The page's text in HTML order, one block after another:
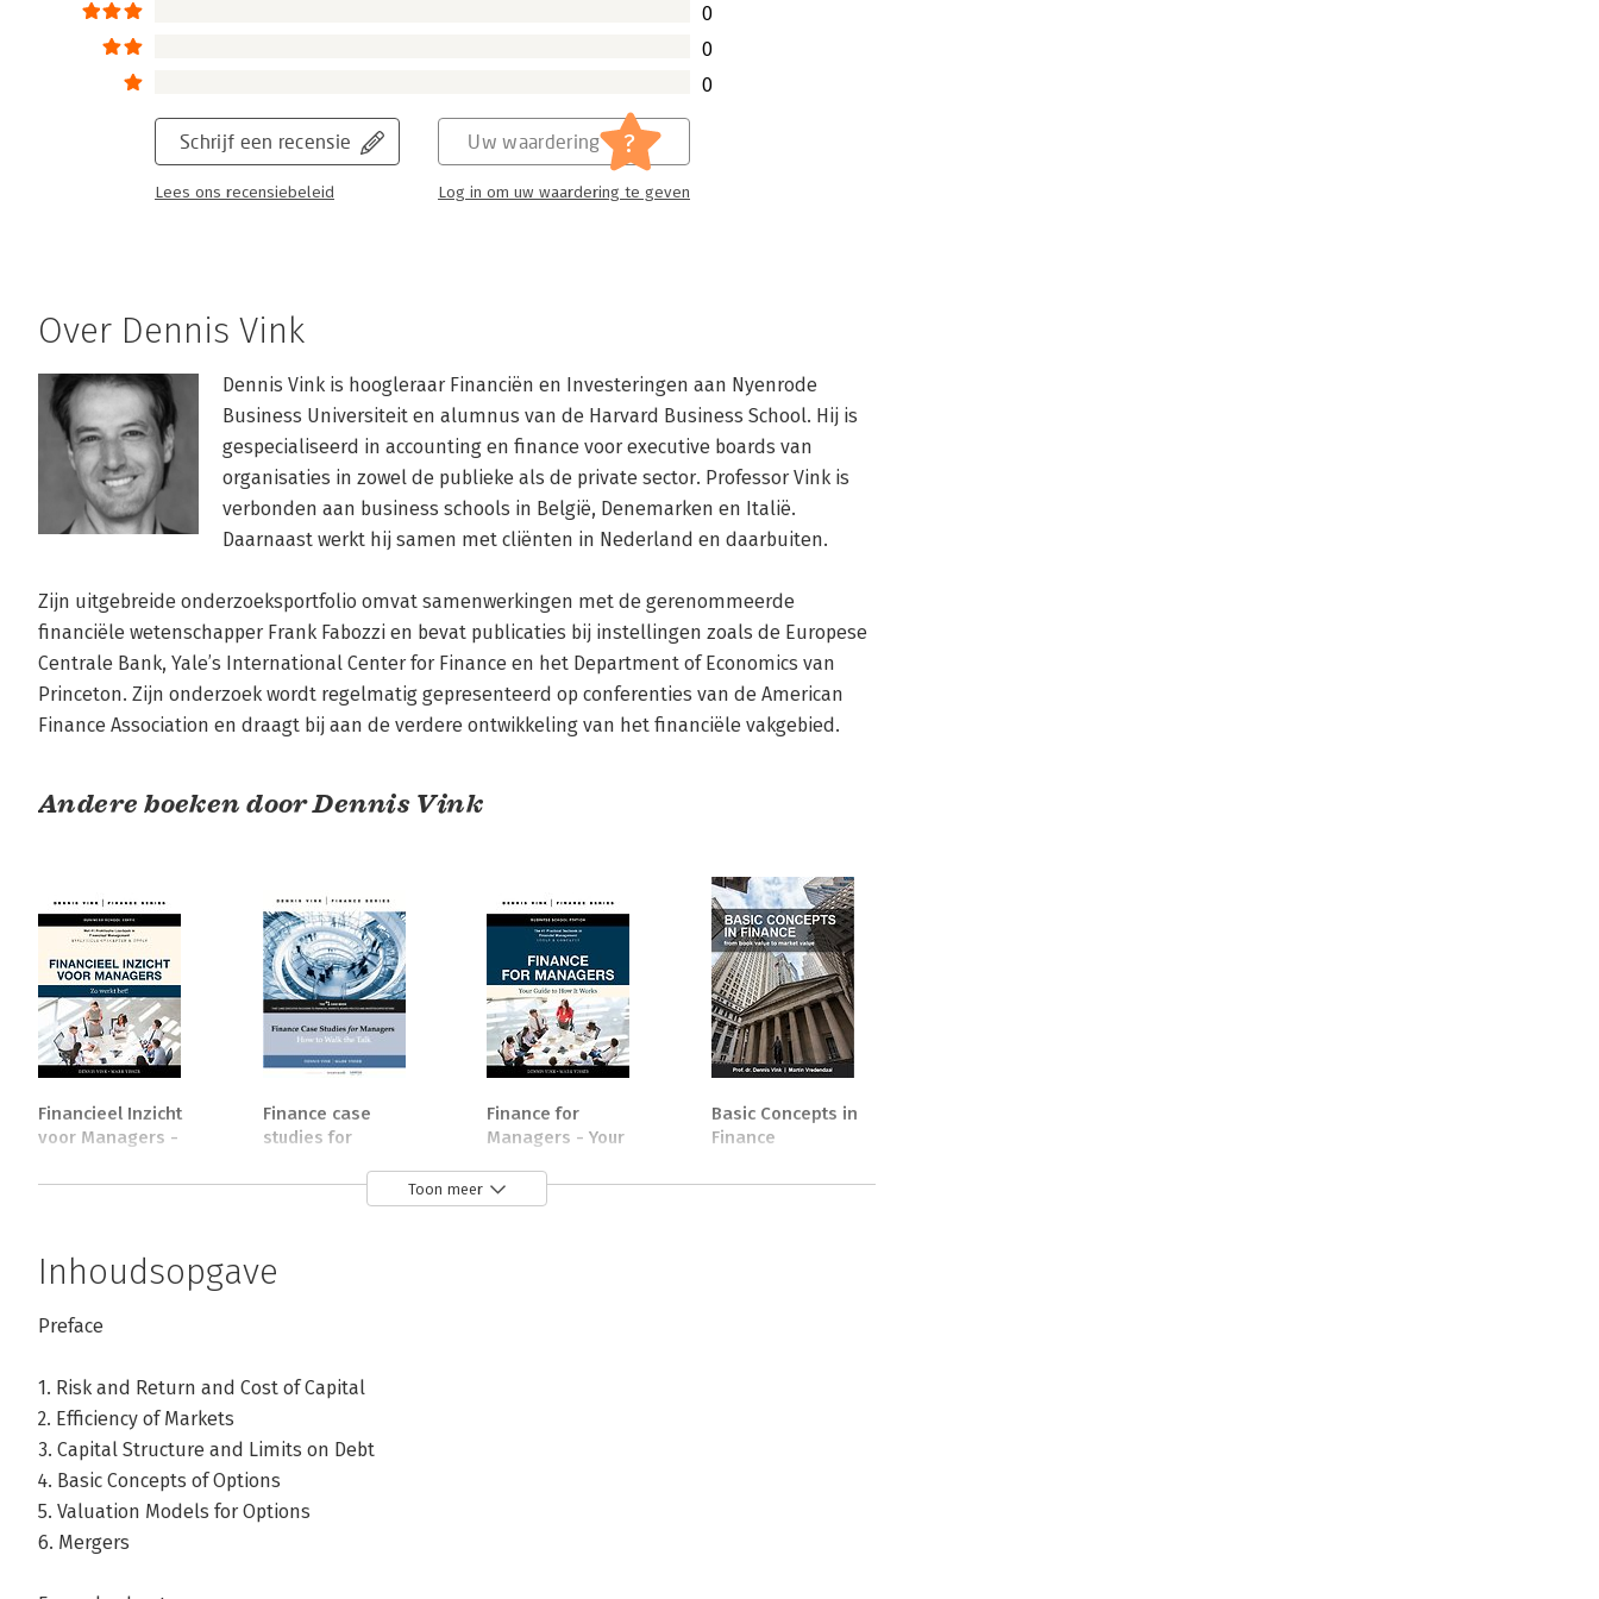
0
0
0
Schrijf een recensie
Lees ons recensiebeleid
Uw waardering ?
Log in om uw waardering te geven
Over Dennis Vink
Dennis Vink is hoogleraar Financiën en Investeringen aan Nyenrode
Business Universiteit en alumnus van de Harvard Business School. Hij is
gespecialiseerd in accounting en finance voor executive boards van
organisaties in zowel de publieke als de private sector. Professor Vink is
verbonden aan business schools in België, Denemarken en Italië.
Daarnaast werkt hij samen met cliënten in Nederland en daarbuiten.
Zijn uitgebreide onderzoeksportfolio omvat samenwerkingen met de gerenommeerde
financiële wetenschapper Frank Fabozzi en bevat publicaties bij instellingen zoals de Europese
Centrale Bank, Yale’s International Center for Finance en het Department of Economics van
Princeton. Zijn onderzoek wordt regelmatig gepresenteerd op conferenties van de American
Finance Association en draagt bij aan de verdere ontwikkeling van het financiële vakgebied.
Andere boeken door Dennis Vink
Financieel Inzicht
voor Managers -
Finance case
studies for
Finance for
Managers - Your
Works
Basic Concepts in
Finance
Toon meer
Inhoudsopgave
Preface
1. Risk and Return and Cost of Capital
2. Efficiency of Markets
3. Capital Structure and Limits on Debt
4. Basic Concepts of Options
5. Valuation Models for Options
6. Mergers